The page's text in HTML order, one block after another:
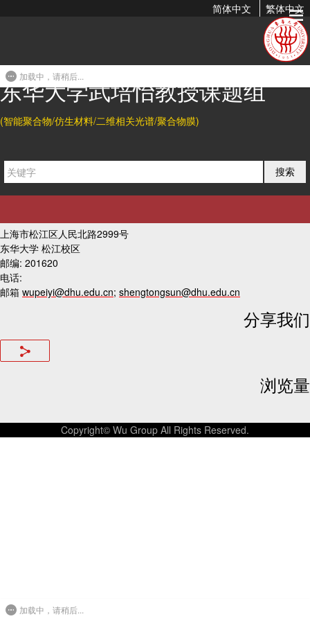
简体中文 繁体中文
东华大学武培怡教授课题组
(智能聚合物/仿生材料/二维相关光谱/聚合物膜)
搜索
2018-02-17 10:26
上一篇
友情链接
上海市松江区人民北路2999号
东华大学 松江校区
邮编: 201620
电话:
邮箱 wupeiyi@dhu.edu.cn; shengtongsun@dhu.edu.cn
分享我们
浏览量
Copyright© Wu Group All Rights Reserved.
加载中，请稍后...
加载中，请稍后...